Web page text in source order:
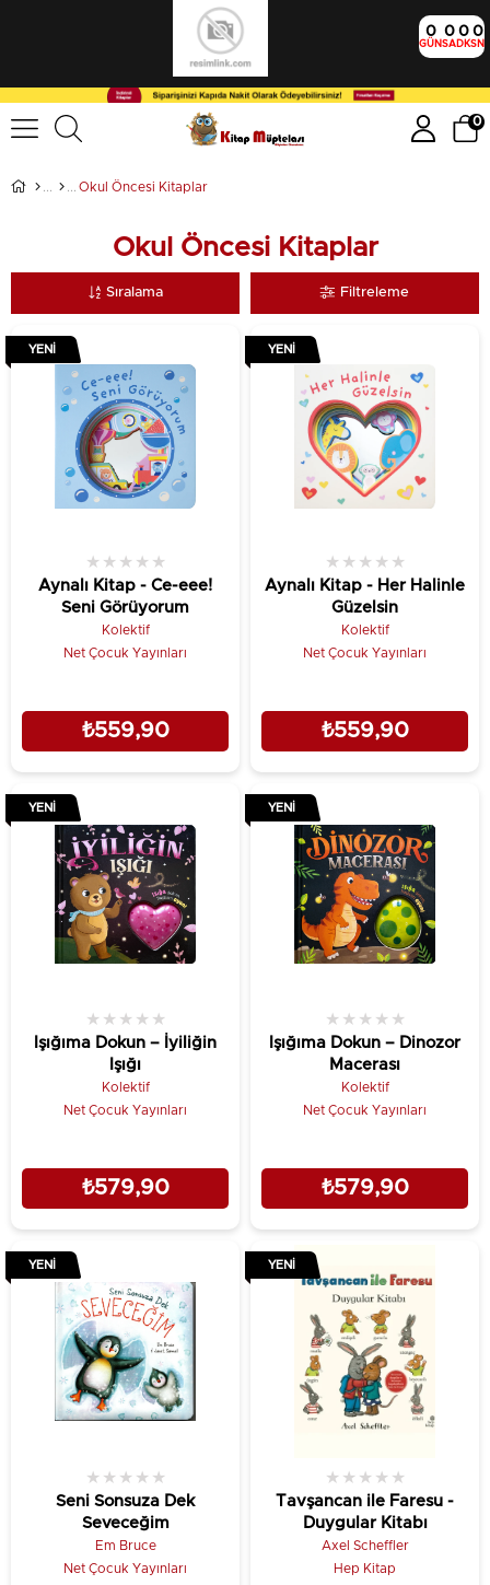
0
GÜN
0
SA
0
DK
0
SN
0
Okul Öncesi Kitaplar
Okul Öncesi Kitaplar
Filtreleme
Sıralama
Aynalı Kitap - Ce-eee!
Seni Görüyorum
★ ★ ★ ★ ★
Kolektif
Net Çocuk Yayınları
₺559,90
YENI
Aynalı Kitap - Her Halinle
Güzelsin
★ ★ ★ ★ ★
Kolektif
Net Çocuk Yayınları
₺559,90
YENI
Işığıma Dokun – İyiliğin
Işığı
★ ★ ★ ★ ★
Kolektif
Net Çocuk Yayınları
₺579,90
YENI
Işığıma Dokun – Dinozor
Macerası
★ ★ ★ ★ ★
Kolektif
Net Çocuk Yayınları
₺579,90
YENI
Seni Sonsuza Dek
Seveceğim
★ ★ ★ ★ ★
Em Bruce
Net Çocuk Yayınları
YENI
Tavşancan ile Faresu -
Duygular Kitabı
★ ★ ★ ★ ★
Axel Scheffler
Hep Kitap
YENI